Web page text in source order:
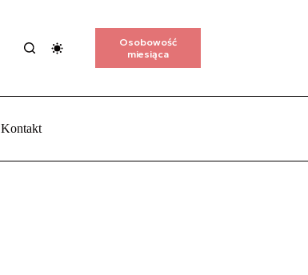
Osobowość
miesiąca
Kontakt